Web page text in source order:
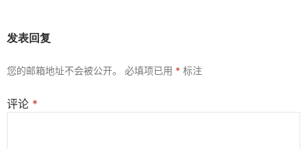
发表回复
您的邮箱地址不会被公开。 必填项已用 * 标注
评论 *